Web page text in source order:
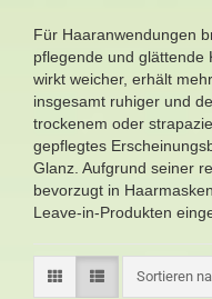
Für Haaranwendungen
pflegende und glättende
wirkt weicher, erhält
insgesamt ruhiger und
trockenem oder
gepflegtes
Glanz. Aufgrund seiner
bevorzugt in
Leave-in-Produkten
Sortieren